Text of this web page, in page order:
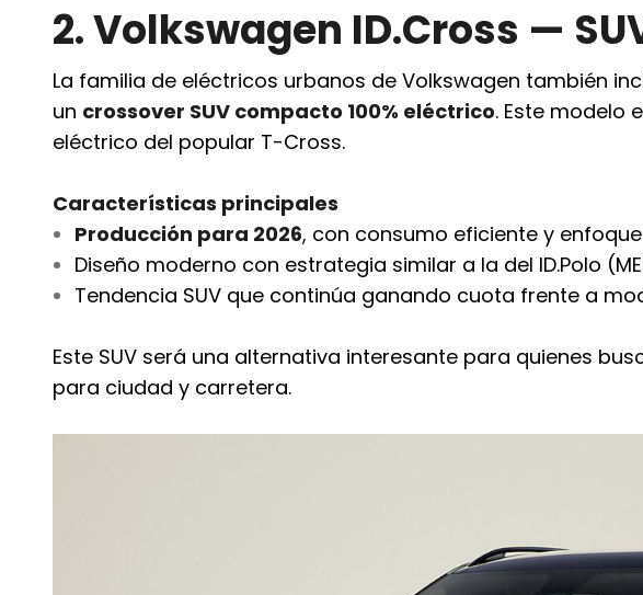
2. Volkswagen ID.Cross —
La familia de eléctricos urbanos de Volkswagen también
un crossover SUV compacto 100% eléctrico. Este modelo
eléctrico del popular T-Cross.
Características principales
Producción para 2026, con consumo eficiente y
Diseño moderno con estrategia similar a la del ID.Polo
Tendencia SUV que continúa ganando cuota frente a
Este SUV será una alternativa interesante para quienes
para ciudad y carretera.